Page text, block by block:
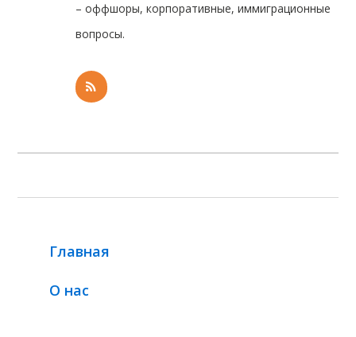
– оффшоры, корпоративные, иммиграционные
вопросы.
Главная
О нас